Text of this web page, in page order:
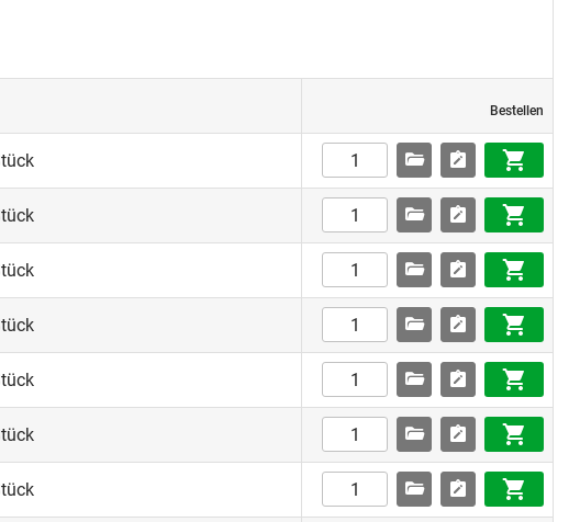
Bestellen